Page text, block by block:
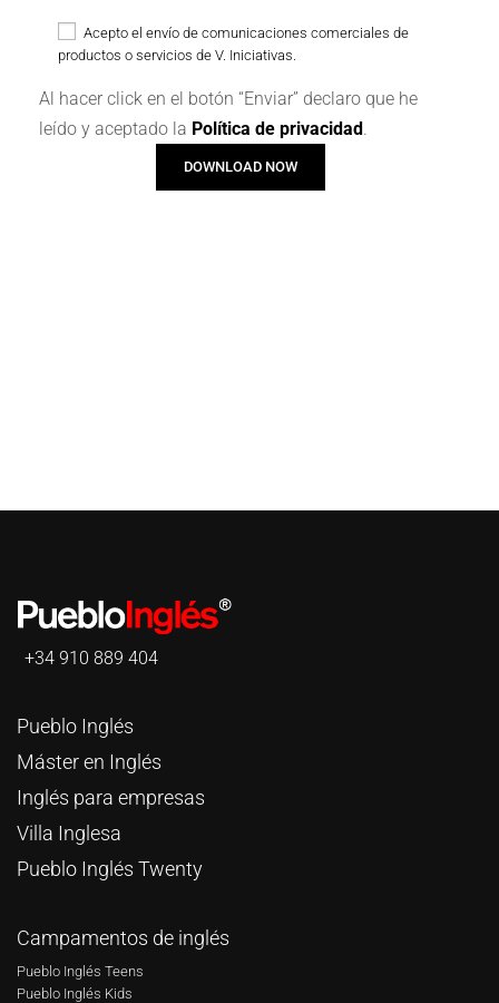
Acepto el envío de comunicaciones comerciales de
productos o servicios de V. Iniciativas.
Al hacer click en el botón “Enviar” declaro que he
leído y aceptado la Política de privacidad.
+34 910 889 404
Pueblo Inglés
Máster en Inglés
Inglés para empresas
Villa Inglesa
Pueblo Inglés Twenty
Campamentos de inglés
Pueblo Inglés Teens
Pueblo Inglés Kids